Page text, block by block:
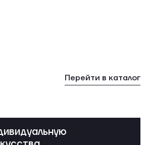
Перейти в каталог